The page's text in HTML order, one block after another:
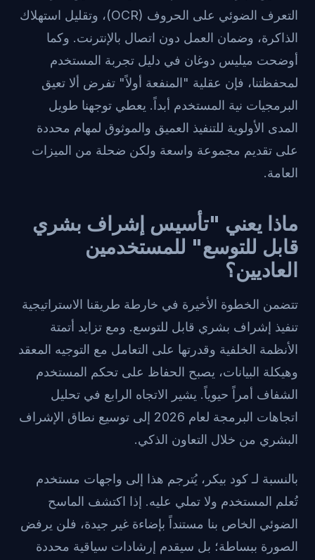
التعرف الضوئي على الحروف (OCR)، وتقليل استهلاك
الذاكرة، وضمان العمل دون اتصال بالإنترنت. وكما
أوضحت ميليس دوغان في دليل تجربة المستخدم
لمحفظتنا، فإن عقلية "المنفعة أولاً" تفرض ألا تعيق
البرمجيات نية المستخدم أبداً. يعطي توجهنا طويل
المدى الأولوية للتنفيذ العميق والموثوق لمهام محددة
على تقديم مجموعة واسعة ولكن ضحلة من الميزات
العامة.
ماذا يعني "تأسيس إشراف بشري
قابل للتوسع" للمستخدمين
العاديين؟
تتضمن الخطوة الأخيرة في خارطة طريقنا الاستراتيجية
تنفيذ إشراف بشري قابل للتوسع. ومع تزايد أتمتة
الأنظمة الخلفية وقدرتها على التعامل مع التوجيه المعقد
وهيكلة البيانات، يصبح الحفاظ على تحكم المستخدم
الشفاف أمراً حيوياً. يشير الاتجاه الرابع في تحليل
اتجاهات البرمجة لعام 2026 إلى توسيع نطاق الإشراف
البشري من خلال التعاون الذكي.
بالنسبة لـ كود بيكر، يُترجم هذا إلى واجهات مستخدم
تُعلم المستخدم ولا تملي عليه. إذا اكتشف الماسح
الضوئي الخاص بنا مستنداً بإضاءة غير جيدة، فلن يرفض
الصورة ببساطة؛ بل سيقدم إرشادات سياقية محددة